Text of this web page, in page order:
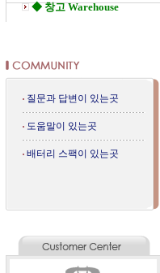
◆ 창고 Warehouse
질문과 답변이 있는곳
도움말이 있는곳
배터리 스팩이 있는곳